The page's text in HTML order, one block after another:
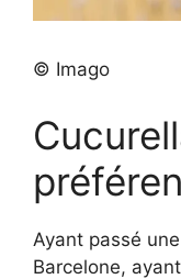
© Imago
Ayant passé
Barcelone,